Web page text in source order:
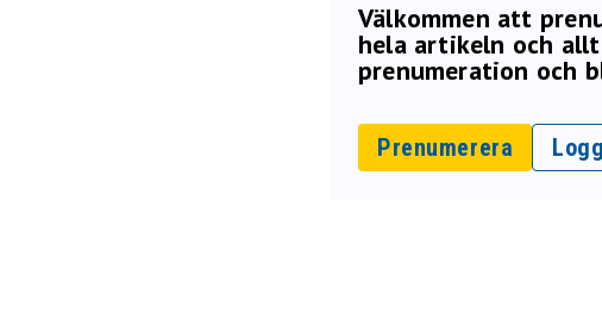
Välkommen att
hela artikeln och
prenumeration och
Prenumerera